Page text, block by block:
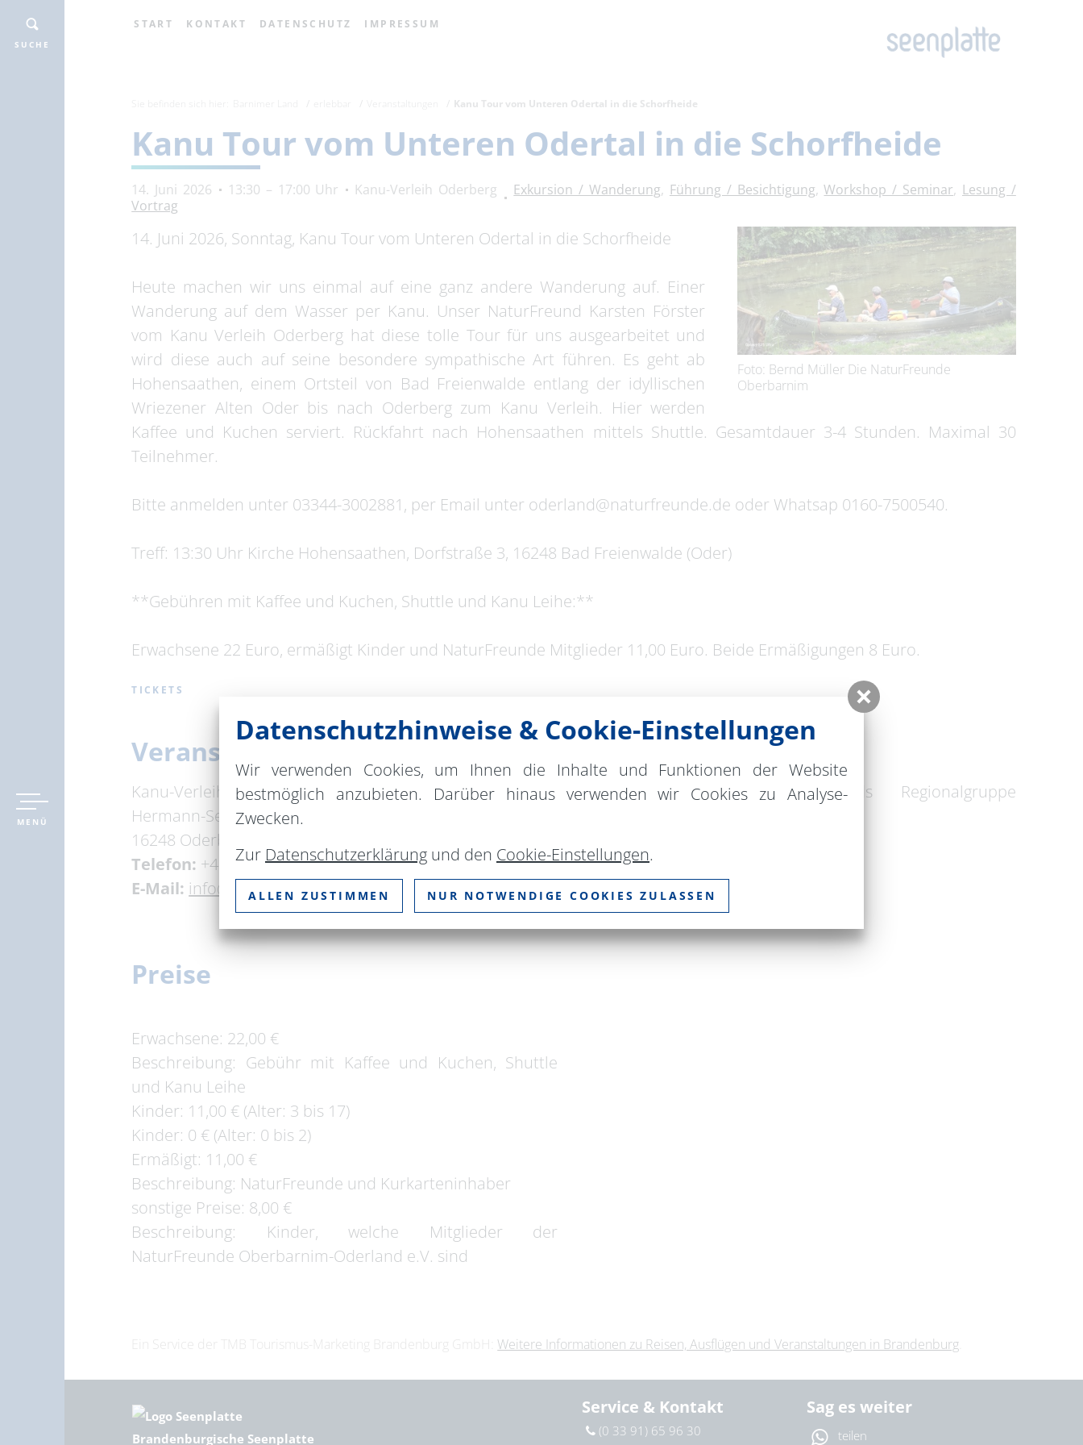
START KONTAKT DATENSCHUTZ IMPRESSUM
MENÜ
SUCHE
Kanu Tour vom Unteren Odertal in die Schorfheide
Kanu Tour vom Unteren Odertal in die Schorfheide
14. Juni 2026 13:30 – 17:00 Uhr Kanu-Verleih Oderberg Exkursion / Wanderung, Führung / Besichtigung,Workshop / Seminar, Lesung /
Vortrag
Foto: Bernd Müller Die NaturFreunde
Oberbarnim
14. Juni 2026, Sonntag, Kanu Tour vom Unteren Odertal in die Schorfheide
Heute machen wir uns einmal auf eine ganz andere Wanderung auf. Einer
Wanderung auf dem Wasser per Kanu. Unser NaturFreund Karsten Förster
vom Kanu Verleih Oderberg hat diese tolle Tour für uns ausgearbeitet und
wird diese auch auf seine besondere sympathische Art führen. Es geht ab
Hohensaathen, einem Ortsteil von Bad Freienwalde entlang der idyllischen
Wriezener Alten Oder bis nach Oderberg zum Kanu Verleih. Hier werden
Kaffee und Kuchen serviert. Rückfahrt nach Hohensaathen mittels Shuttle. Gesamtdauer 3-4 Stunden. Maximal 30
Teilnehmer.
Bitte anmelden unter 03344-3002881, per Email unter oderland@naturfreunde.de oder Whatsap 0160-7500540.
Treff: 13:30 Uhr Kirche Hohensaathen, Dorfstraße 3, 16248 Bad Freienwalde (Oder)
**Gebühren mit Kaffee und Kuchen, Shuttle und Kanu Leihe:**
Erwachsene 22 Euro, ermäßigt Kinder und NaturFreunde Mitglieder 11,00 Euro. Beide Ermäßigungen 8 Euro.
TICKETS
Veranstaltungsort
Kanu-Verleih Oderberg
Hermann-Seidel-Straße 62
16248 Oderberg
Telefon: +49 174 5315452
E-Mail: info@kanu-oderberg.de
Kontakt
Die NaturFreunde Deutschlands Regionalgruppe
16259 Bad Freienwalde (Oder)
Telefon:+49 3344 3002881
E-Mail:oderland@naturfreunde.de
Preise
Erwachsene: 22,00 €
Beschreibung: Gebühr mit Kaffee und Kuchen, Shuttle
und Kanu Leihe
Kinder: 11,00 € (Alter: 3 bis 17)
Kinder: 0 € (Alter: 0 bis 2)
Ermäßigt: 11,00 €
Beschreibung: NaturFreunde und Kurkarteninhaber
sonstige Preise: 8,00 €
Beschreibung: Kinder, welche Mitglieder der
NaturFreunde Oberbarnim-Oderland e.V. sind
Ein Service der TMB Tourismus-Marketing Brandenburg GmbH:Weitere Informationen zu Reisen, Ausflügen und Veranstaltungen in Brandenburg
Brandenburgische Seenplatte
Service & Kontakt
(0 33 91) 65 96 30
Sag es weiter
teilen
Datenschutzhinweise & Cookie-Einstellungen
Wir verwenden Cookies, um Ihnen die Inhalte und Funktionen der Website
bestmöglich anzubieten. Darüber hinaus verwenden wir Cookies zu Analyse-
Zwecken.
Zur Datenschutzerklärung und den Cookie-Einstellungen.
ALLEN ZUSTIMMEN NUR NOTWENDIGE COOKIES ZULASSEN